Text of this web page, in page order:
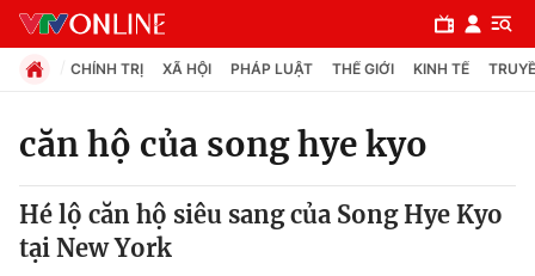
Chuyên mục
Chính trị
CHÍNH TRỊ XÃ HỘI PHÁP LUẬT THẾ GIỚI KINH TẾ
căn hộ của song hye kyo
Hé lộ căn hộ siêu sang của Song Hye Kyo
tại New York